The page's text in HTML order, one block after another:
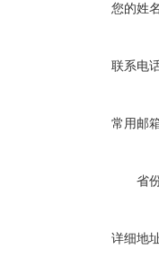
您的姓
联系电
常用邮
省
详细地